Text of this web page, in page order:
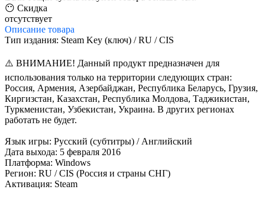
😶 Скидка
отсутствует
Описание товара
Тип издания: Steam Key (ключ) / RU / CIS
⚠️ ВНИМАНИЕ! Данный продукт предназначен для
использования только на территории следующих стран:
Россия, Армения, Азербайджан, Республика Беларусь, Грузия,
Киргизстан, Казахстан, Республика Молдова, Таджикистан,
Туркменистан, Узбекистан, Украина. В других регионах
работать не будет.
Язык игры: Русский (субтитры) / Английский
Дата выхода: 5 февраля 2016
Платформа: Windows
Регион: RU / CIS (Россия и страны СНГ)
Активация: Steam